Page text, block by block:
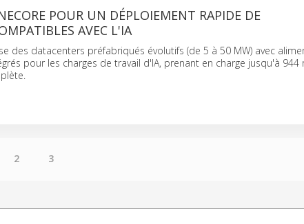
POUR UN DÉPLOIEMENT RAPIDE DE
AVEC L'IA
des datacenters préfabriqués évolutifs (de 5 à 50 MW) avec
pour les charges de travail d'IA, prenant en charge jusqu'à 944
2 3